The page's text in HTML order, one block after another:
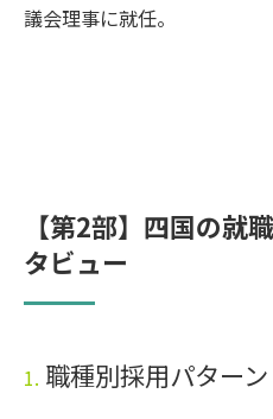
議会理事に就任。
【第2部】四国の就
タビュー
1. 職種別採用パターン